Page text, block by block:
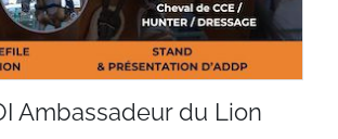
Ambassadeur du Lion